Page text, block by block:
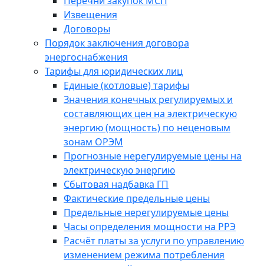
Извещения
Договоры
Порядок заключения договора
энергоснабжения
Тарифы для юридических лиц
Единые (котловые) тарифы
Значения конечных регулируемых и
составляющих цен на электрическую
энергию (мощность) по неценовым
зонам ОРЭМ
Прогнозные нерегулируемые цены на
электрическую энергию
Сбытовая надбавка ГП
Фактические предельные цены
Предельные нерегулируемые цены
Часы определения мощности на РРЭ
Расчёт платы за услуги по управлению
изменением режима потребления